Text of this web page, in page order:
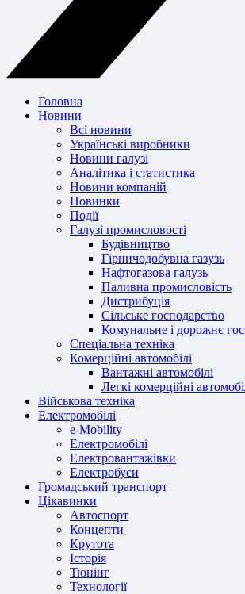
Головна
Новини
Всі новини
Українські виробники
Новини галузі
Аналітика і статистика
Новини компаній
Новинки
Події
Галузі промисловості
Будівництво
Гірничодобувна газузь
Нафтогазова галузь
Паливна промисловість
Дистрибуція
Сільське господарство
Комунальне і дорожнє
Спеціальна техніка
Комерційні автомобілі
Вантажні автомобілі
Легкі комерційні
Військова техніка
Електромобілі
e-Mobility
Електромобілі
Електровантажівки
Електробуси
Громадський транспорт
Цікавинки
Автоспорт
Концепти
Крутота
Історія
Тюнінг
Технології